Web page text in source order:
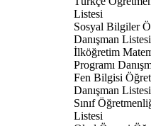
Listesi
Sosyal Bilgiler
Danışman Listesi
İlköğretim
Programı
Fen Bilgisi
Danışman Listesi
Sınıf
Listesi